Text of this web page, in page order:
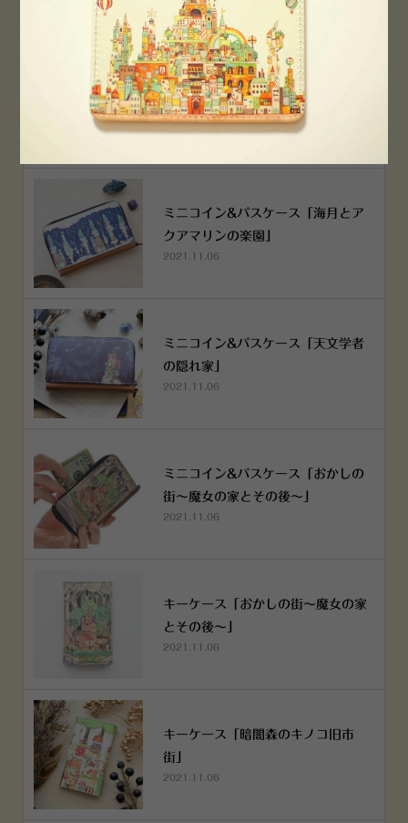
空想街雑貨店《吉祥寺本店》４月２
５日OPEN!
2022.03.29
ミニコイン&パスケース「海月とア
クアマリンの楽園」
2021.11.06
ミニコイン&パスケース「天文学者
の隠れ家」
2021.11.06
ミニコイン&パスケース「おかしの
街～魔女の家とその後～」
2021.11.06
キーケース「おかしの街～魔女の家
とその後～」
2021.11.06
キーケース「暗闇森のキノコ旧市
街」
2021.11.06